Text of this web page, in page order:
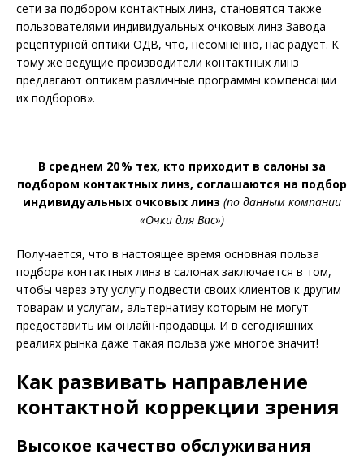
сети за подбором контактных линз, становятся также
пользователями индивидуальных очковых линз Завода
рецептурной оптики ОДВ, что, несомненно, нас радует. К
тому же ведущие производители контактных линз
предлагают оптикам различные программы компенсации
их подборов».
В среднем 20 % тех, кто приходит в салоны за
подбором контактных линз, соглашаются на подбор
индивидуальных очковых линз (по данным компании
«Очки для Вас»)
Получается, что в настоящее время основная польза
подбора контактных линз в салонах заключается в том,
чтобы через эту услугу подвести своих клиентов к другим
товарам и услугам, альтернативу которым не могут
предоставить им онлайн-продавцы. И в сегодняшних
реалиях рынка даже такая польза уже многое значит!
Как развивать направление
контактной коррекции зрения
Высокое качество обслуживания